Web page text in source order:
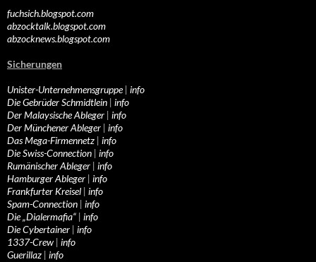
fuchsich.blogspot.com
abzocktalk.blogspot.com
abzocknews.blogspot.com
Sicherungen
Unister-Unternehmensgruppe| info
Die Gebrüder Schmidtlein | info
Der Malaysische Ableger | info
Der Münchener Ableger | info
Das Mega-Firmennetz | info
Die Swiss-Connection | info
Rumänischer Ableger | info
Hamburger Ableger | info
Frankfurter Kreisel | info
Spam-Connection | info
Die „Dialermafia“ | info
Die Cybertainer | info
1337-Crew | info
Guerillaz | info